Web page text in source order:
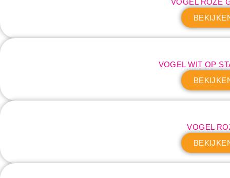
VOGEL ROZE
VOGEL WIT OP
VOGEL